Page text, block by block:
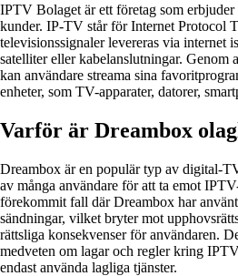
IPTV Bolaget är ett företag som
kunder. IP-TV står för Internet Protocol
televisionssignaler levereras via internet
satelliter eller kabelanslutningar. Genom
kan användare streama sina
enheter, som TV-apparater, datorer,
Varför är Dreambox
Dreambox är en populär typ av digital-
av många användare för att ta emot
förekommit fall där Dreambox har
sändningar, vilket bryter mot
rättsliga konsekvenser för användaren.
medveten om lagar och regler kring
endast använda lagliga tjänster.